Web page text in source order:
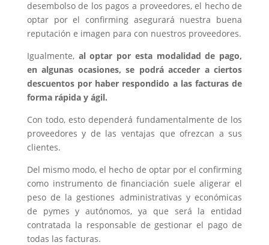
desembolso de los pagos a proveedores, el hecho de
optar por el confirming asegurará nuestra buena
reputación e imagen para con nuestros proveedores.
Igualmente, al optar por esta modalidad de pago,
en algunas ocasiones, se podrá acceder a ciertos
descuentos por haber respondido a las facturas de
forma rápida y ágil.
Con todo, esto dependerá fundamentalmente de los
proveedores y de las ventajas que ofrezcan a sus
clientes.
Del mismo modo, el hecho de optar por el confirming
como instrumento de financiación suele aligerar el
peso de la gestiones administrativas y económicas
de pymes y autónomos, ya que será la entidad
contratada la responsable de gestionar el pago de
todas las facturas.